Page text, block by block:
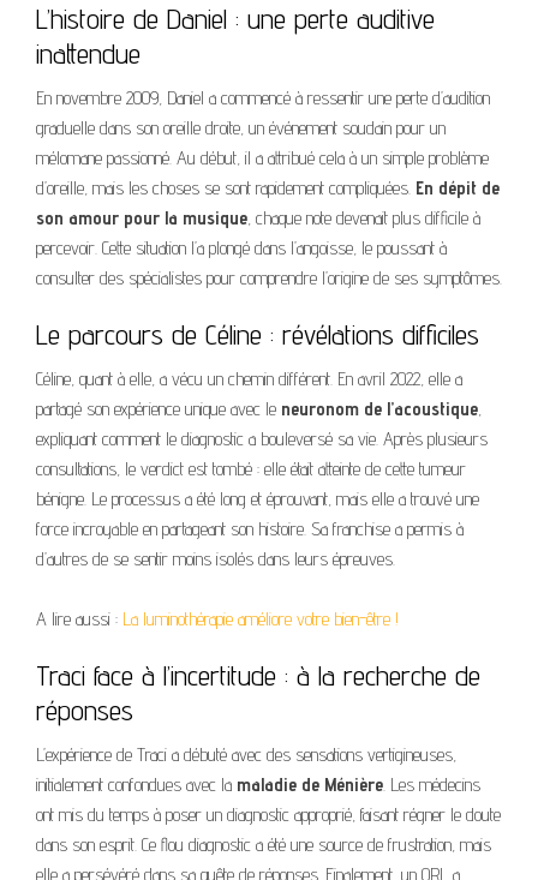
L’histoire de Daniel : une perte auditive
inattendue
En novembre 2009, Daniel a commencé à ressentir une perte d’audition
graduelle dans son oreille droite, un événement soudain pour un
mélomane passionné. Au début, il a attribué cela à un simple problème
d’oreille, mais les choses se sont rapidement compliquées. En dépit de
son amour pour la musique, chaque note devenait plus difficile à
percevoir. Cette situation l’a plongé dans l’angoisse, le poussant à
consulter des spécialistes pour comprendre l’origine de ses symptômes.
Le parcours de Céline : révélations difficiles
Céline, quant à elle, a vécu un chemin différent. En avril 2022, elle a
partagé son expérience unique avec le neuronom de l’acoustique,
expliquant comment le diagnostic a bouleversé sa vie. Après plusieurs
consultations, le verdict est tombé : elle était atteinte de cette tumeur
bénigne. Le processus a été long et éprouvant, mais elle a trouvé une
force incroyable en partageant son histoire. Sa franchise a permis à
d’autres de se sentir moins isolés dans leurs épreuves.
A lire aussi : La luminothérapie améliore votre bien-être !
Traci face à l’incertitude : à la recherche de
réponses
L’expérience de Traci a débuté avec des sensations vertigineuses,
initialement confondues avec la maladie de Ménière. Les médecins
ont mis du temps à poser un diagnostic approprié, faisant régner le doute
dans son esprit. Ce flou diagnostic a été une source de frustration, mais
elle a persévéré dans sa quête de réponses. Finalement, un ORL a